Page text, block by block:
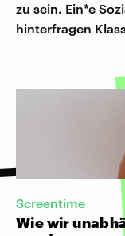
zu sein. Ein*e
hinterfragen
Screentime
Wie wir